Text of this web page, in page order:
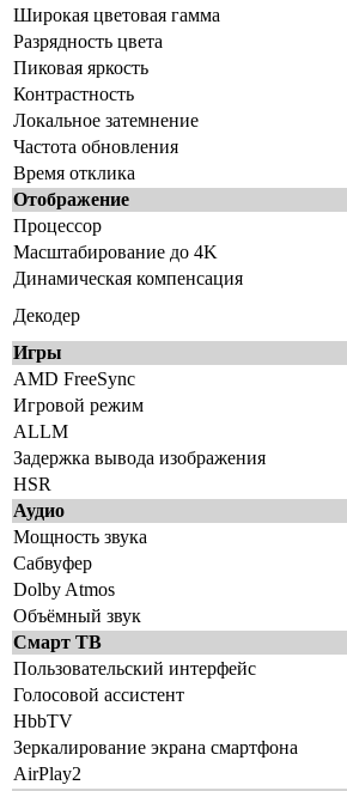
Широкая цветовая гамма
Разрядность цвета
Пиковая яркость
Контрастность
Локальное затемнение
Частота обновления
Время отклика
Отображение
Процессор
Масштабирование до 4K
Динамическая компенсация
Декодер
Игры
AMD FreeSync
Игровой режим
ALLM
Задержка вывода изображения
HSR
Аудио
Мощность звука
Сабвуфер
Dolby Atmos
Объёмный звук
Смарт ТВ
Пользовательский интерфейс
Голосовой ассистент
HbbTV
Зеркалирование экрана смартфона
AirPlay2